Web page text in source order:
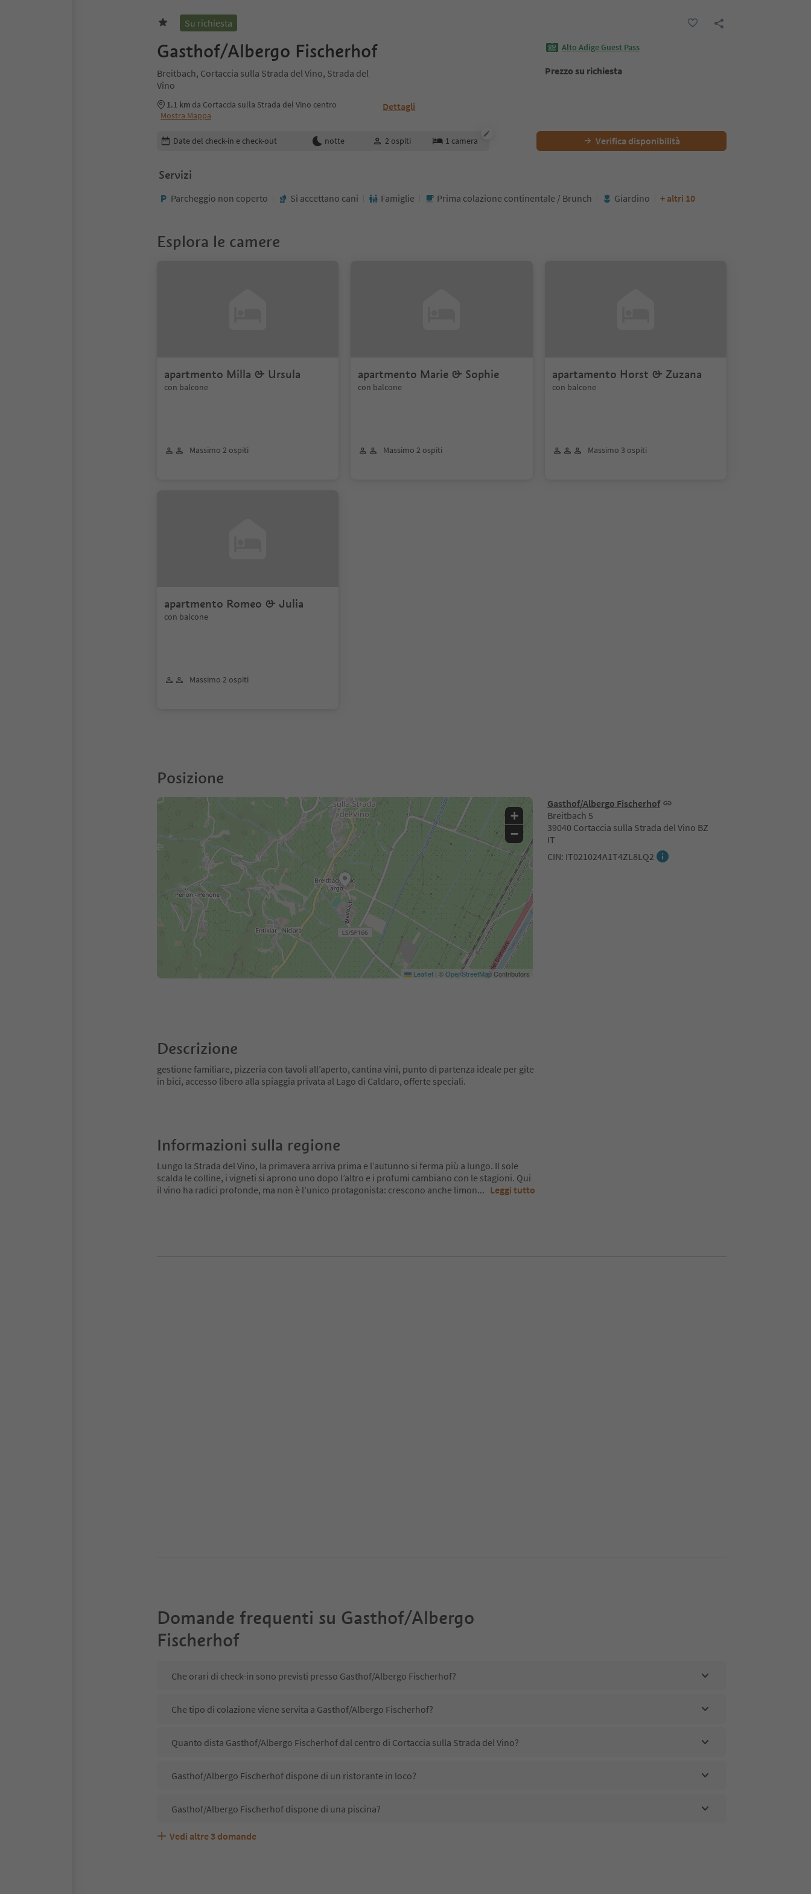
Su richiesta
Gasthof/Albergo Fischerhof
Breitbach, Cortaccia sulla Strada del Vino, Strada del
Vino
1.1 km da Cortaccia sulla Strada del Vino centro
Mostra Mappa
Dettagli
Alto Adige Guest Pass
Prezzo su richiesta
Modifica i dettagli della prenotazione
Date del check-in e check-out notte 2 ospiti 1 camera Verifica disponibilità
Servizi
Parcheggio non coperto Si accettano cani Famiglie Prima colazione continentale / Brunch Giardino + altri 10
Esplora le camere
apartmento Milla & Ursula
con balcone
Massimo 2 ospiti
apartmento Marie & Sophie
con balcone
Massimo 2 ospiti
apartamento Horst & Zuzana
con balcone
Massimo 3 ospiti
apartmento Romeo & Julia
con balcone
Massimo 2 ospiti
Posizione
Gasthof/Albergo Fischerhof
Breitbach 5
39040 Cortaccia sulla Strada del Vino BZ
IT
CIN: IT021024A1T4ZL8LQ2
+
−
Leaflet | ©OpenStreetMapContributors
Descrizione
gestione familiare, pizzeria con tavoli all’aperto, cantina vini, punto di partenza ideale per gite
in bici, accesso libero alla spiaggia privata al Lago di Caldaro, offerte speciali.
Informazioni sulla regione
Lungo la Strada del Vino, la primavera arriva prima e l’autunno si ferma più a lungo. Il sole
scalda le colline, i vigneti si aprono uno dopo l’altro e i profumi cambiano con le stagioni. Qui
il vino ha radici profonde, ma non è l’unico protagonista: crescono anche limon... Leggi tutto
Domande frequenti su Gasthof/Albergo
Fischerhof
Che orari di check-in sono previsti presso Gasthof/Albergo Fischerhof?
Che tipo di colazione viene servita a Gasthof/Albergo Fischerhof?
Quanto dista Gasthof/Albergo Fischerhof dal centro di Cortaccia sulla Strada del Vino?
Gasthof/Albergo Fischerhof dispone di un ristorante in loco?
Gasthof/Albergo Fischerhof dispone di una piscina?
Gasthof/Albergo Fischerhof accetta animali domestici?
Quali servizi/attività sono disponibili presso Gasthof/Albergo Fischerhof?
Gli ospiti di Gasthof/Albergo Fischerhof ricevono l'Alto Adige Guest Pass?
Vedi altre 3 domande